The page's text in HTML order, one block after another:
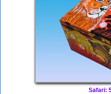
Safari: